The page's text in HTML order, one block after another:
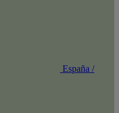
España /